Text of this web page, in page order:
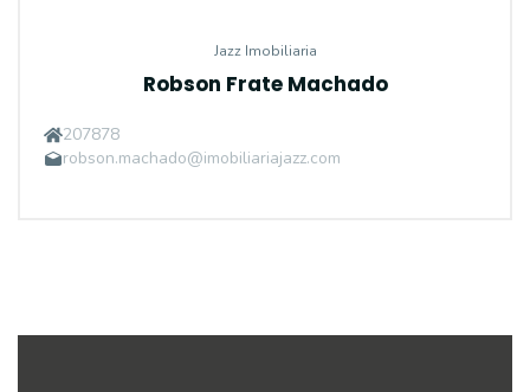
Jazz Imobiliaria
Robson Frate Machado
207878
robson.machado@imobiliariajazz.com